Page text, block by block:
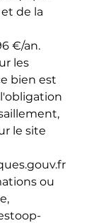
de la
€/an.
les
bien est
le site
ou